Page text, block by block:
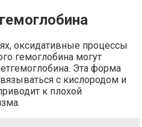
оксидативные процессы
гемоглобина могут
Эта форма
с кислородом и
к плохой